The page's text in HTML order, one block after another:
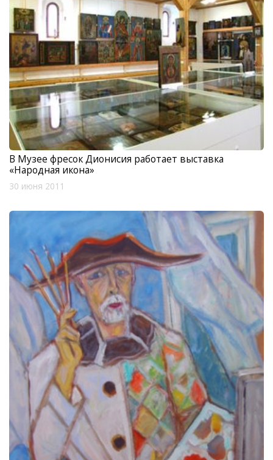
В Музее фресок Дионисия работает выставка
«Народная икона»
30 июня 2011